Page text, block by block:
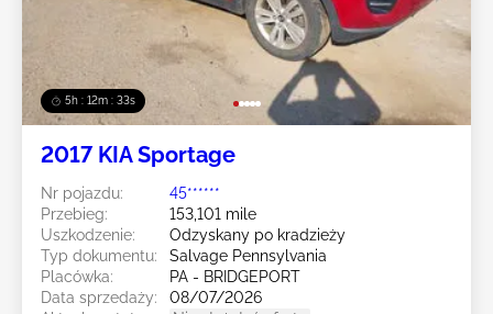
5h : 12m : 31s
2017 KIA Sportage
Nr pojazdu:
45******
Przebieg:
153,101 mile
Uszkodzenie:
Odzyskany po kradzieży
Typ dokumentu:
Salvage Pennsylvania
Placówka:
PA - BRIDGEPORT
Data sprzedaży:
08/07/2026